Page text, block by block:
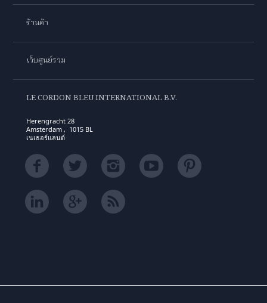
ร้านค้า
เว็บศูนย์รวม
LE CORDON BLEU INTERNATIONAL B.V.
Herengracht 28
Amsterdam , 1015 BL
เนเธอร์แลนด์